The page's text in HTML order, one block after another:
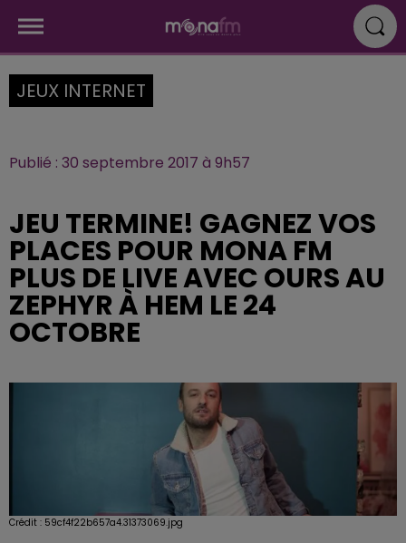
JEUX INTERNET
Publié : 30 septembre 2017 à 9h57
JEU TERMINE! GAGNEZ VOS
PLACES POUR MONA FM
PLUS DE LIVE AVEC OURS AU
ZEPHYR À HEM LE 24
OCTOBRE
Crédit : 59cf4f22b657a4.31373069.jpg